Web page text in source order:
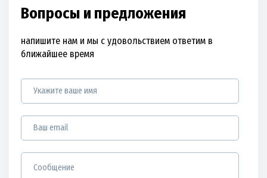
Вопросы и предложения
напишите нам и мы с удовольствием ответим в
ближайшее время